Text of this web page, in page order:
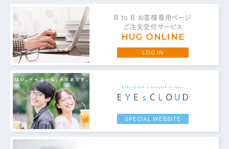
B to B お客様専用ページ
ご注文受付サービス
HUG ONLINE
LOG IN
SPECIAL WEBSITE